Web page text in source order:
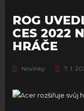
ROG
CES 2022
HRÁČE
Novinky 7. 1.